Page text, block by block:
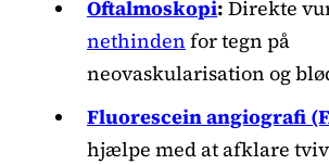
Oftalmoskopi: Direkte
nethinden for tegn på
neovaskularisation og
Fluorescein angiografi
hjælpe med at afklare